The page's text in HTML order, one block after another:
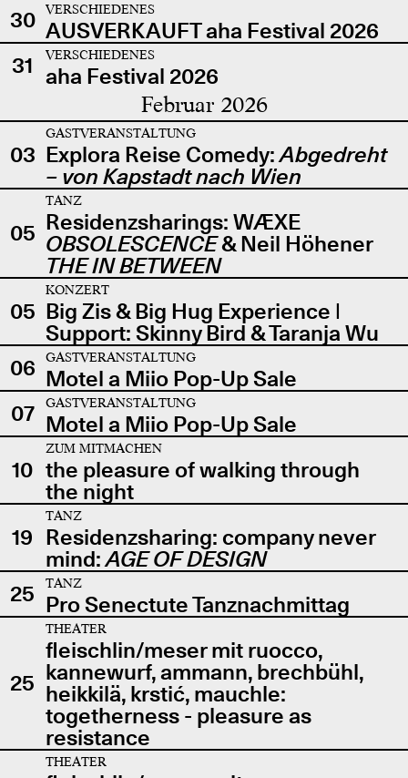
30
VERSCHIEDENES
AUSVERKAUFT aha Festival 2026
31
VERSCHIEDENES
aha Festival 2026
Februar 2026
03
GASTVERANSTALTUNG
Explora Reise Comedy:Abgedreht
– von Kapstadt nach Wien
05
TANZ
Residenzsharings: WÆXE
OBSOLESCENCE& Neil Höhener
THE IN BETWEEN
05
KONZERT
Big Zis & Big Hug Experience |
Support: Skinny Bird & Taranja Wu
06
GASTVERANSTALTUNG
Motel a Miio Pop-Up Sale
07
GASTVERANSTALTUNG
Motel a Miio Pop-Up Sale
10
ZUM MITMACHEN
the pleasure of walking through
the night
19
TANZ
Residenzsharing: company never
mind:AGE OF DESIGN
25
TANZ
Pro Senectute Tanznachmittag
25
THEATER
fleischlin/meser mit ruocco,
kannewurf, ammann, brechbühl,
heikkilä, krstić, mauchle:
togetherness - pleasure as
resistance
THEATER